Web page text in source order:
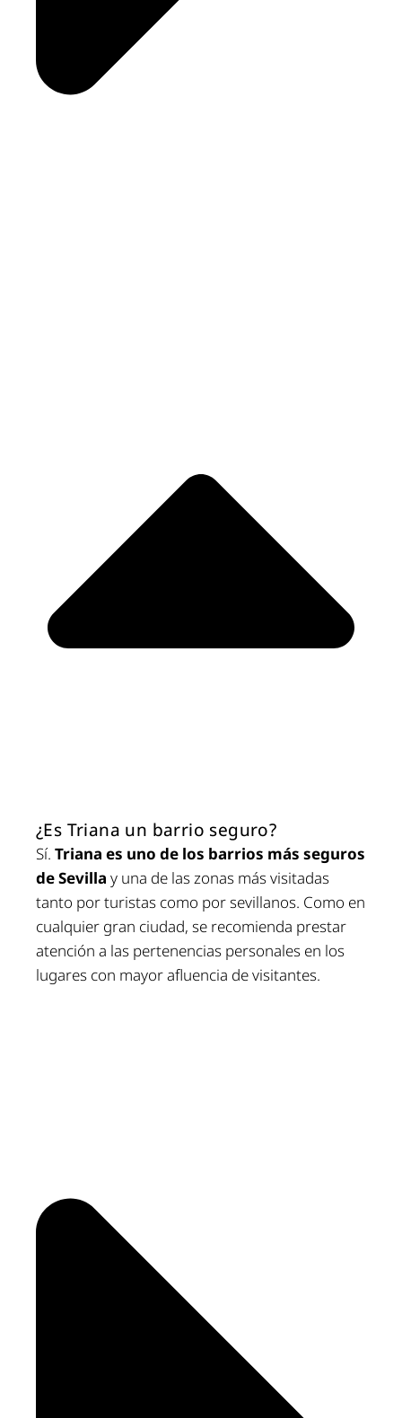
¿Es Triana un barrio seguro?
Sí. Triana es uno de los barrios más seguros
de Sevilla y una de las zonas más visitadas
tanto por turistas como por sevillanos. Como en
cualquier gran ciudad, se recomienda prestar
atención a las pertenencias personales en los
lugares con mayor afluencia de visitantes.